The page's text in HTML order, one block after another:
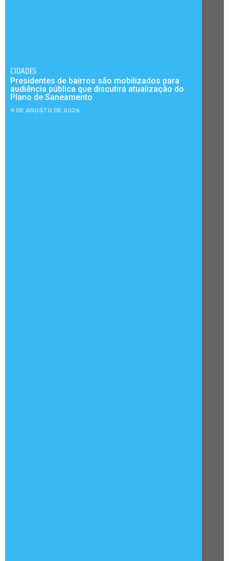
CIDADES
Presidentes de bairros são mobilizados para
audiência pública que discutirá atualização do
Plano de Saneamento
9 DE AGOSTO DE 2026